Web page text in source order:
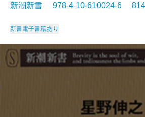
新潮新書 978-4-10-610024-6
新書電子書籍あり